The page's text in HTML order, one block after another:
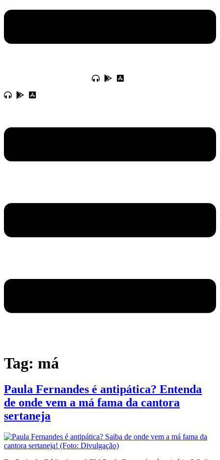
Tag: má
Paula Fernandes é antipática? Entenda
de onde vem a má fama da cantora
sertaneja